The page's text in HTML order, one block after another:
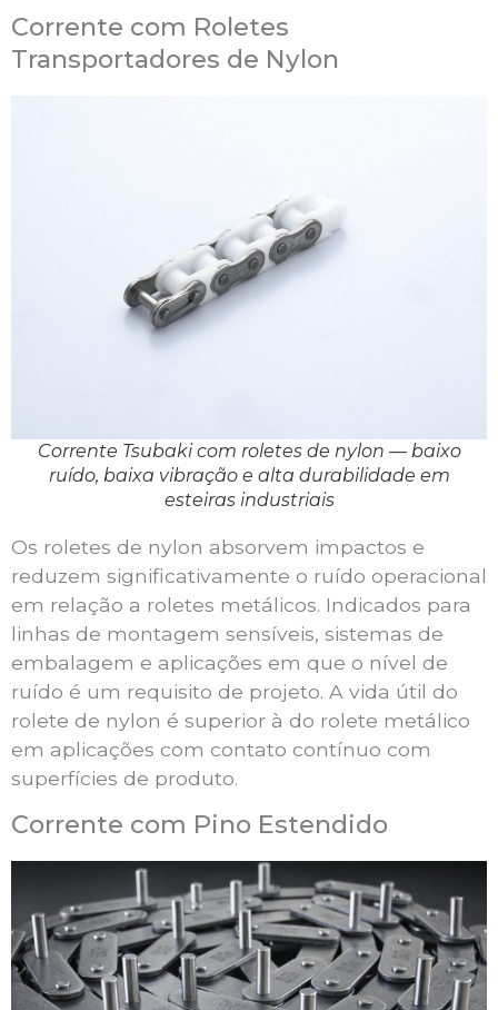
Corrente com Roletes
Transportadores de Nylon
Corrente Tsubaki com roletes de nylon — baixo
ruído, baixa vibração e alta durabilidade em
esteiras industriais
Os roletes de nylon absorvem impactos e
reduzem significativamente o ruído operacional
em relação a roletes metálicos. Indicados para
linhas de montagem sensíveis, sistemas de
embalagem e aplicações em que o nível de
ruído é um requisito de projeto. A vida útil do
rolete de nylon é superior à do rolete metálico
em aplicações com contato contínuo com
superfícies de produto.
Corrente com Pino Estendido